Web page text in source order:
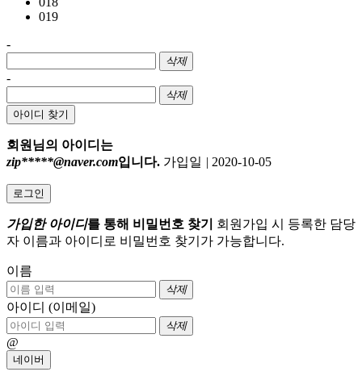
019
-
삭제
-
삭제
아이디 찾기
회원님의 아이디는
zip*****@naver.com입니다. 가입일 | 2020-10-05
로그인
가입한 아이디를 통해 비밀번호 찾기
회원가입 시 등록한 담당
자 이름과 아이디로 비밀번호 찾기가 가능합니다.
이름
삭제
아이디 (이메일)
삭제
@
네이버